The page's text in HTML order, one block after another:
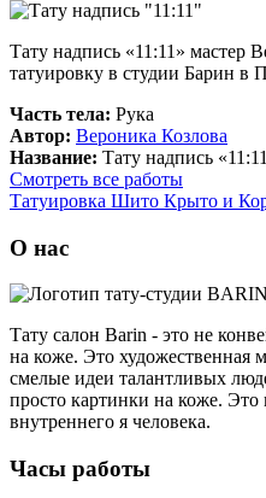
Тату надпись «11:11» мастер
татуировку в студии Барин в
Часть тела: Рука
Автор: Вероника Козлова
Название: Тату надпись
Смотреть все работы
Татуировка Шито Крыто и
О нас
Тату салон Barin - это не
на коже. Это художественная
смелые идеи талантливых
просто картинки на коже.
внутреннего я человека.
Часы работы